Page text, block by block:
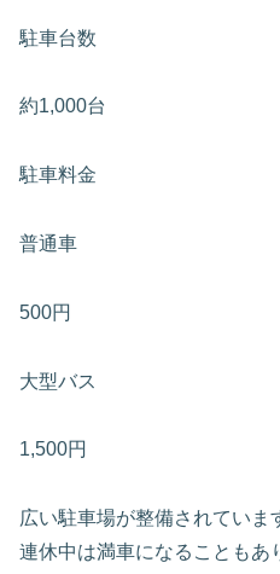
駐車台数
約1,000台
駐車料金
普通車
500円
大型バス
1,500円
広い駐車場が整備されてい
連休中は満車になることもあ